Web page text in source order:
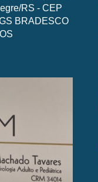
RS - CEP
BRADESCO